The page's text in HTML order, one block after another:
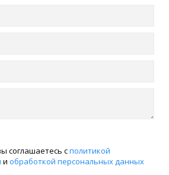
соглашаетесь сполитикой
и обработкой персональных данных